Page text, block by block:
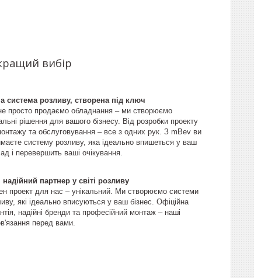
вибір
система розливу, створена під ключ
просто продаємо обладнання – ми створюємо
рішення для вашого бізнесу. Від розробки проекту
та обслуговування – все з одних рук. З mBev ви
систему розливу, яка ідеально впишеться у ваш
і перевершить ваші очікування.
партнер у світі розливу
проект для нас – унікальний. Ми створюємо системи
які ідеально вписуються у ваш бізнес. Офіційна
надійні бренди та професійний монтаж – наші
перед вами.